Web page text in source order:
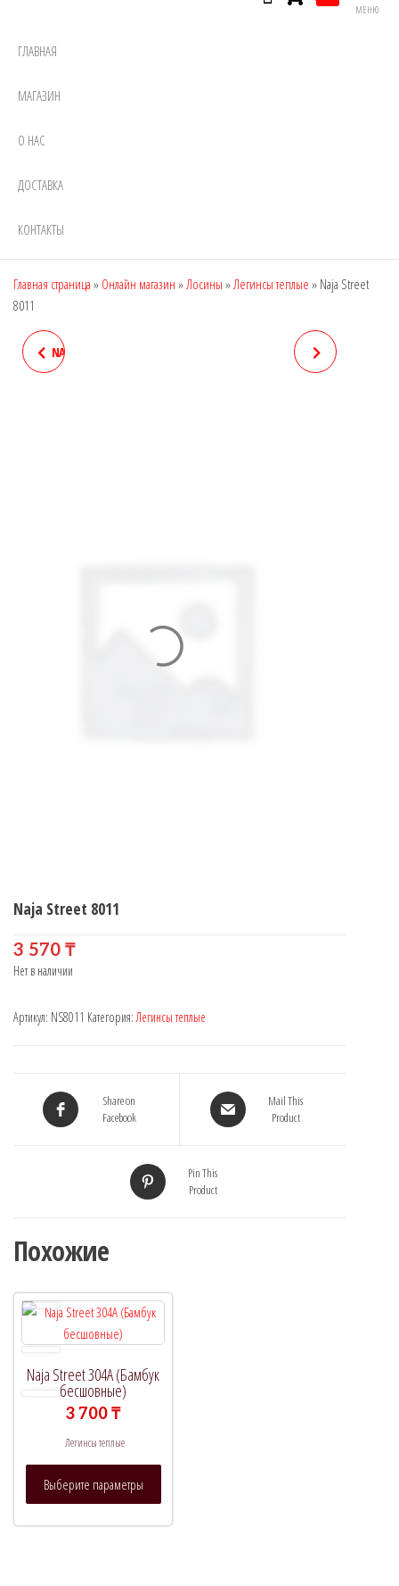
МЕНЮ
ГЛАВНАЯ
МАГАЗИН
О НАС
ДОСТАВКА
КОНТАКТЫ
Главная страница » Онлайн магазин » Лосины » Легинсы теплые » Naja Street
8011
NAJA STREET 7908, DEN: 1600
Naja Street 8011
3 570 ₸
Нет в наличии
Артикул: NS8011 Категория: Легинсы теплые
Share on
Facebook
Mail This
Product
Pin This
Product
Похожие
Naja Street 304A (Бамбук
бесшовные)
3 700₸
Легинсы теплые
Выберите параметры
Этот